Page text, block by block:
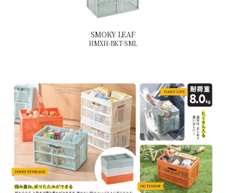
SMOKY LEAF
HMXH-BKT-SML